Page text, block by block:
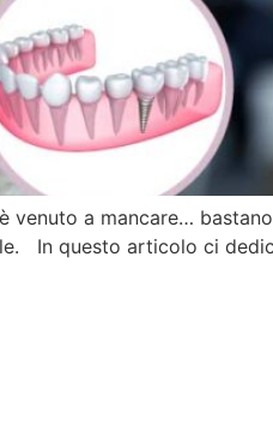
venuto a mancare…
In questo articolo ci